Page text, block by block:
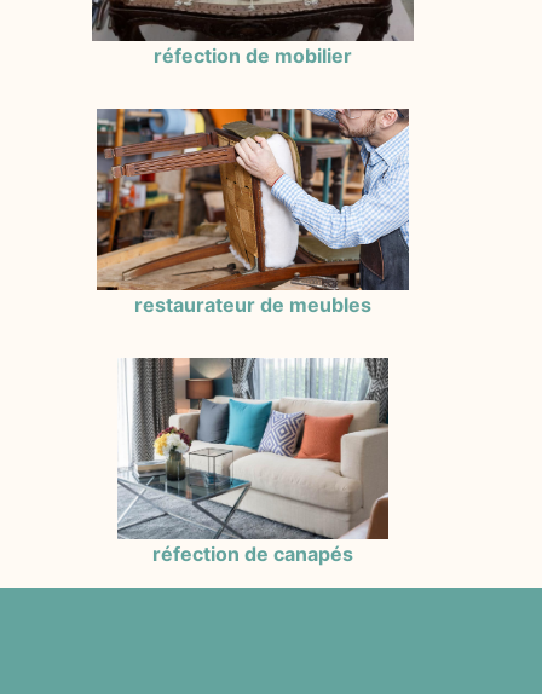
réfection de mobilier
restaurateur de meubles
réfection de canapés